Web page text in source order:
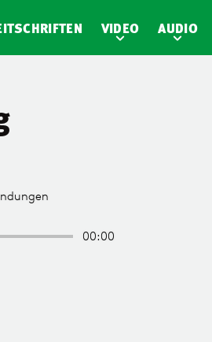
VIDEO AUDIO